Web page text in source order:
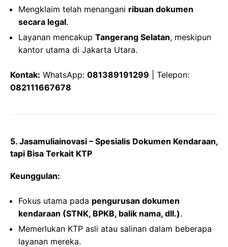
Mengklaim telah menangani ribuan dokumen
secara legal.
Layanan mencakup Tangerang Selatan, meskipun
kantor utama di Jakarta Utara.
Kontak: WhatsApp: 081389191299 | Telepon:
082111667678
5. Jasamuliainovasi – Spesialis Dokumen Kendaraan,
tapi Bisa Terkait KTP
Keunggulan:
Fokus utama pada pengurusan dokumen
kendaraan (STNK, BPKB, balik nama, dll.).
Memerlukan KTP asli atau salinan dalam beberapa
layanan mereka.